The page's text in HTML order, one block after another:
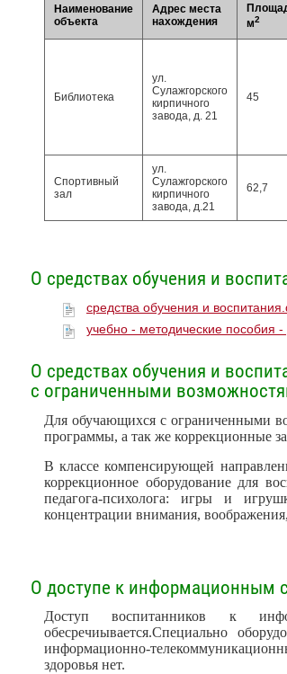
Наименование
объекта
Адрес места
нахождения
м2
Библиотека
ул.
Сулажгорского
кирпичного
завода, д. 21
45
Спортивный
зал
ул.
Сулажгорского
кирпичного
завода, д.21
62,7
О средствах обучения и
средства обучения и
учебно - методические пособия
О средствах обучения и
с ограниченными
Для обучающихся с ограниченными
программы, а так же коррекционные
В классе компенсирующей
коррекционное оборудование для
педагога-психолога: игры и
концентрации внимания,
О доступе к информационным
Доступ воспитанников к
обесречиывается.Специально
информационно-
здоровья нет.